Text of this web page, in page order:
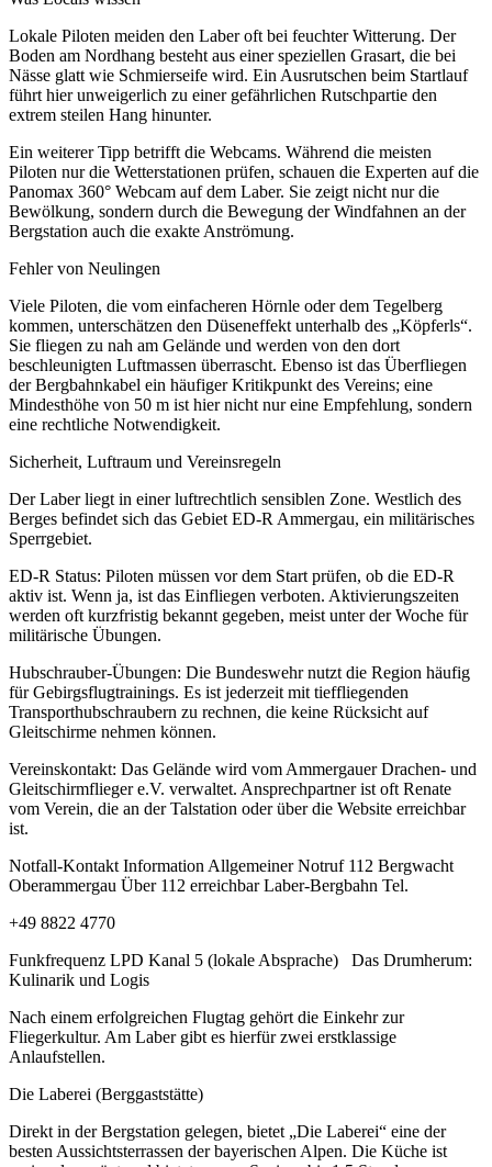
Lokale Piloten meiden den Laber oft bei feuchter Witterung. Der
Boden am Nordhang besteht aus einer speziellen Grasart, die bei
Nässe glatt wie Schmierseife wird. Ein Ausrutschen beim Startlauf
führt hier unweigerlich zu einer gefährlichen Rutschpartie den
extrem steilen Hang hinunter.
Ein weiterer Tipp betrifft die Webcams. Während die meisten
Piloten nur die Wetterstationen prüfen, schauen die Experten auf die
Panomax 360° Webcam auf dem Laber. Sie zeigt nicht nur die
Bewölkung, sondern durch die Bewegung der Windfahnen an der
Bergstation auch die exakte Anströmung.
Fehler von Neulingen
Viele Piloten, die vom einfacheren Hörnle oder dem Tegelberg
kommen, unterschätzen den Düseneffekt unterhalb des „Köpferls“.
Sie fliegen zu nah am Gelände und werden von den dort
beschleunigten Luftmassen überrascht. Ebenso ist das Überfliegen
der Bergbahnkabel ein häufiger Kritikpunkt des Vereins; eine
Mindesthöhe von 50 m ist hier nicht nur eine Empfehlung, sondern
eine rechtliche Notwendigkeit.
Sicherheit, Luftraum und Vereinsregeln
Der Laber liegt in einer luftrechtlich sensiblen Zone. Westlich des
Berges befindet sich das Gebiet ED-R Ammergau, ein militärisches
Sperrgebiet.
ED-R Status: Piloten müssen vor dem Start prüfen, ob die ED-R
aktiv ist. Wenn ja, ist das Einfliegen verboten. Aktivierungszeiten
werden oft kurzfristig bekannt gegeben, meist unter der Woche für
militärische Übungen.
Hubschrauber-Übungen: Die Bundeswehr nutzt die Region häufig
für Gebirgsflugtrainings. Es ist jederzeit mit tieffliegenden
Transporthubschraubern zu rechnen, die keine Rücksicht auf
Gleitschirme nehmen können.
Vereinskontakt: Das Gelände wird vom Ammergauer Drachen- und
Gleitschirmflieger e.V. verwaltet. Ansprechpartner ist oft Renate
vom Verein, die an der Talstation oder über die Website erreichbar
ist.
Notfall-Kontakt Information Allgemeiner Notruf 112 Bergwacht
Oberammergau Über 112 erreichbar Laber-Bergbahn Tel.
+49 8822 4770
Funkfrequenz LPD Kanal 5 (lokale Absprache) Das Drumherum:
Kulinarik und Logis
Nach einem erfolgreichen Flugtag gehört die Einkehr zur
Fliegerkultur. Am Laber gibt es hierfür zwei erstklassige
Anlaufstellen.
Die Laberei (Berggaststätte)
Direkt in der Bergstation gelegen, bietet „Die Laberei“ eine der
besten Aussichtsterrassen der bayerischen Alpen. Die Küche ist